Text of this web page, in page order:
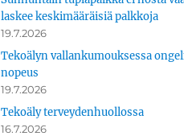
laskee keskimääräisiä palkkoja
19.7.2026
Tekoälyn vallankumouksessa
nopeus
19.7.2026
Tekoäly terveydenhuollossa
16.7.2026